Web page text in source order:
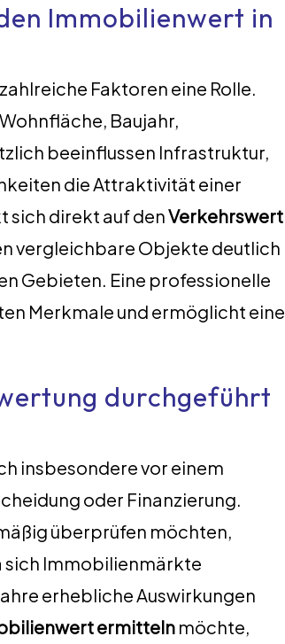
Immobilienwert in
Faktoren eine Rolle.
Baujahr,
beeinflussen Infrastruktur,
die Attraktivität einer
sich direkt auf denVerkehrswert
vergleichbare Objekte deutlich
Gebieten. Eine professionelle
Merkmale und ermöglicht eine
durchgeführt
insbesondere vor einem
oder Finanzierung.
überprüfen möchten,
sich Immobilienmärkte
erhebliche Auswirkungen
ermitteln möchte,